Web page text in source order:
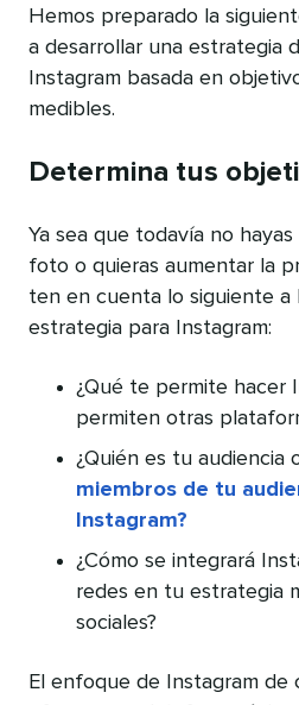
Hemos preparado la
a desarrollar una estrategia
Instagram basada en
medibles.
Determina tus
Ya sea que todavía no
foto o quieras aumentar la
ten en cuenta lo siguiente a
estrategia para Instagram:
¿Qué te permite hacer
permiten otras
¿Quién es tu audiencia
miembros de tu
Instagram?
¿Cómo se integrará
redes en tu estrategia
sociales?
El enfoque de Instagram de